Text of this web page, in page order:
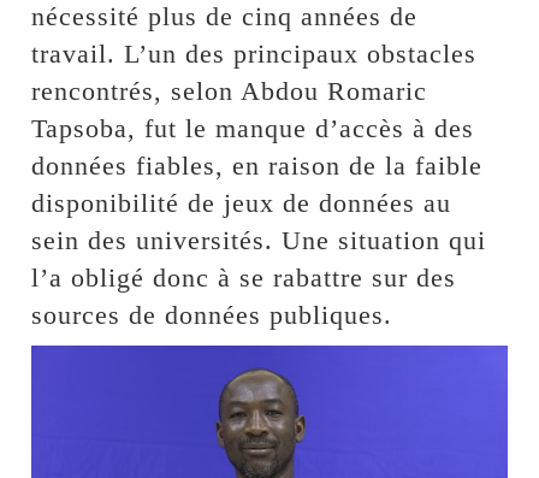
nécessité plus de cinq années de
travail. L’un des principaux obstacles
rencontrés, selon Abdou Romaric
Tapsoba, fut le manque d’accès à des
données fiables, en raison de la faible
disponibilité de jeux de données au
sein des universités. Une situation qui
l’a obligé donc à se rabattre sur des
sources de données publiques.